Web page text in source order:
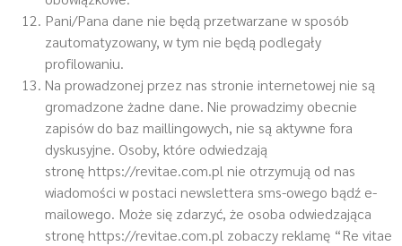
Pani/Pana dane nie będą przetwarzane w sposób
zautomatyzowany, w tym nie będą podlegały
profilowaniu.
Na prowadzonej przez nas stronie internetowej nie są
gromadzone żadne dane. Nie prowadzimy obecnie
zapisów do baz maillingowych, nie są aktywne fora
dyskusyjne. Osoby, które odwiedzają
stronę https://revitae.com.pl nie otrzymują od nas
wiadomości w postaci newslettera sms-owego bądź e-
mailowego. Może się zdarzyć, że osoba odwiedzająca
stronę https://revitae.com.pl zobaczy reklamę “Re vitae